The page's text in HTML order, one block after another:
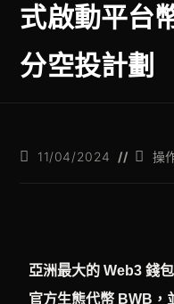
式啟動平台
分空投計劃
11/04/2024 操
亞洲最大的 Web3 錢
官方生態代幣 BWB，